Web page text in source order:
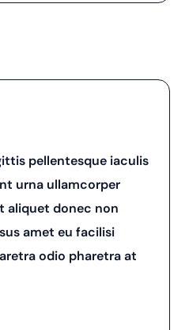
pellentesque iaculis
urna ullamcorper
aliquet donec non
amet eu facilisi
odio pharetra at